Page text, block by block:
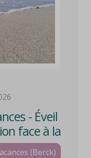
- Éveil
face à la
(Berck)